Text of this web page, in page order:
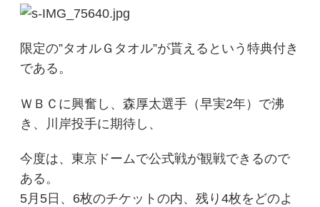
限定の”タオルＧタオル”が貰えるという特典付き
である。
ＷＢＣに興奮し、森厚太選手（早実2年）で沸
き、川岸投手に期待し、
今度は、東京ドームで公式戦が観戦できるので
ある。
5月5日、6枚のチケットの内、残り4枚をどのよ